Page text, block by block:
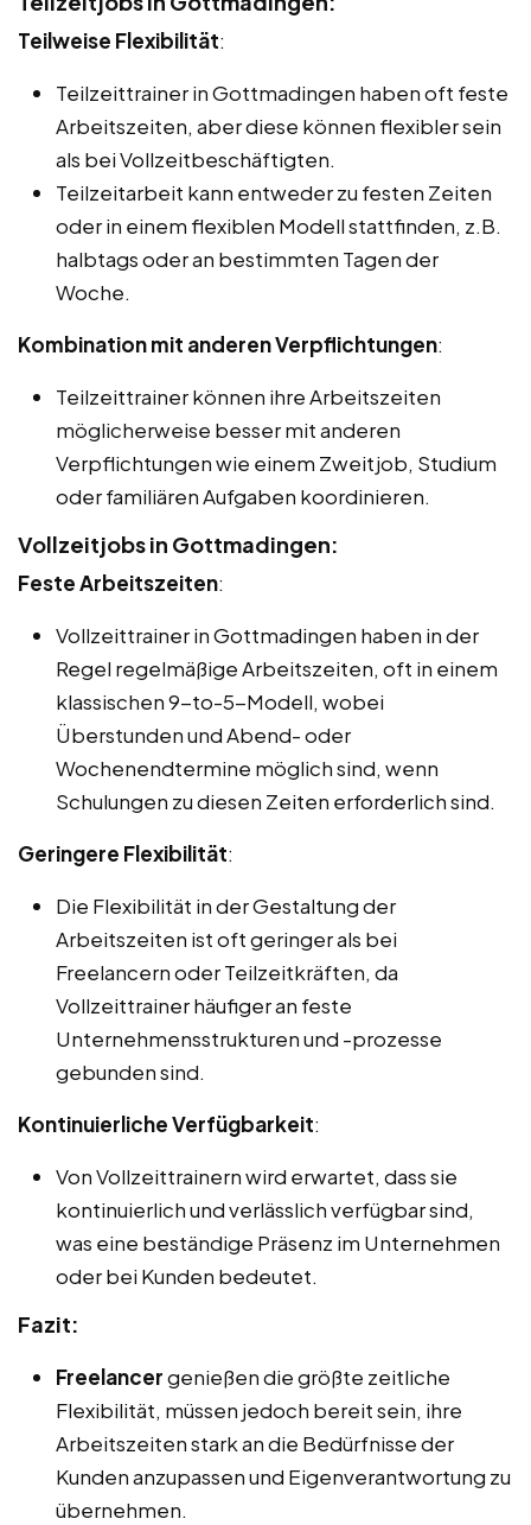
Teilweise Flexibilität:
Teilzeittrainer in Gottmadingen haben oft feste
Arbeitszeiten, aber diese können flexibler sein
als bei Vollzeitbeschäftigten.
Teilzeitarbeit kann entweder zu festen Zeiten
oder in einem flexiblen Modell stattfinden, z.B.
halbtags oder an bestimmten Tagen der
Woche.
Kombination mit anderen Verpflichtungen:
Teilzeittrainer können ihre Arbeitszeiten
möglicherweise besser mit anderen
Verpflichtungen wie einem Zweitjob, Studium
oder familiären Aufgaben koordinieren.
Vollzeitjobs in Gottmadingen:
Feste Arbeitszeiten:
Vollzeittrainer in Gottmadingen haben in der
Regel regelmäßige Arbeitszeiten, oft in einem
klassischen 9-to-5-Modell, wobei
Überstunden und Abend- oder
Wochenendtermine möglich sind, wenn
Schulungen zu diesen Zeiten erforderlich sind.
Geringere Flexibilität:
Die Flexibilität in der Gestaltung der
Arbeitszeiten ist oft geringer als bei
Freelancern oder Teilzeitkräften, da
Vollzeittrainer häufiger an feste
Unternehmensstrukturen und -prozesse
gebunden sind.
Kontinuierliche Verfügbarkeit:
Von Vollzeittrainern wird erwartet, dass sie
kontinuierlich und verlässlich verfügbar sind,
was eine beständige Präsenz im Unternehmen
oder bei Kunden bedeutet.
Fazit:
Freelancergenießen die größte zeitliche
Flexibilität, müssen jedoch bereit sein, ihre
Arbeitszeiten stark an die Bedürfnisse der
Kunden anzupassen und Eigenverantwortung zu
übernehmen.